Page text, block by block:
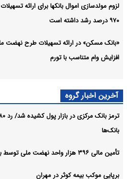
لزوم مولدسازی اموال بانکها برای ارائه
۹۷۰ درصد رشد داشته است
«بانک مسکن» در ارائه تسهیلات طرح نهضت
افزایش وام متناسب با تورم
آخرین اخبار گروه
بانک‌ها
تأمین مالی ۳۹۶ هزار واحد نهضت ملی توسط بانک مسکن
برپایی موکب بیمه کوثر در مهران